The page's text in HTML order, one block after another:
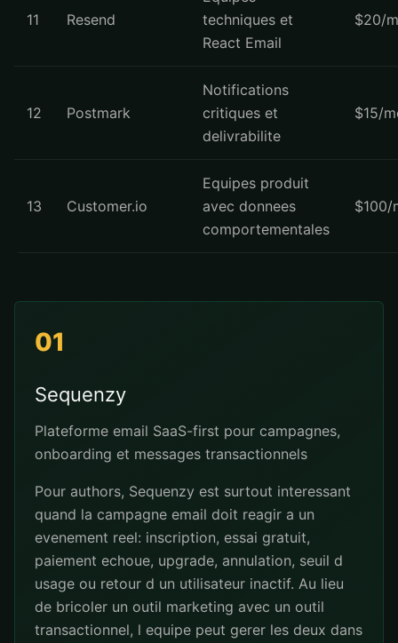
11 Resend
techniques et
React Email
$20/
12 Postmark
Notifications
critiques et
delivrabilite
$15/
13 Customer.io
Equipes produit
avec donnees
comportementales
$100/
01
Sequenzy
Plateforme email SaaS-first pour campagnes,
onboarding et messages transactionnels
Pour authors, Sequenzy est surtout interessant
quand la campagne email doit reagir a un
evenement reel: inscription, essai gratuit,
paiement echoue, upgrade, annulation, seuil d
usage ou retour d un utilisateur inactif. Au lieu
de bricoler un outil marketing avec un outil
transactionnel, l equipe peut gerer les deux dans